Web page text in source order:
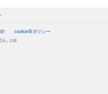
cookie等ポリシー
Ltd.